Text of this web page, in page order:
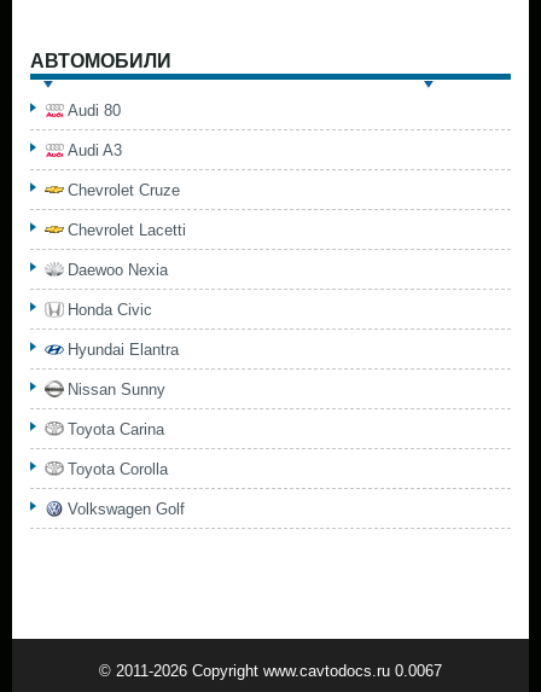
АВТОМОБИЛИ
Audi 80
Audi A3
Chevrolet Cruze
Chevrolet Lacetti
Daewoo Nexia
Honda Civic
Hyundai Elantra
Nissan Sunny
Toyota Carina
Toyota Corolla
Volkswagen Golf
© 2011-2026 Copyright www.cavtodocs.ru 0.0067